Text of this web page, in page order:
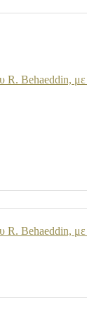
Behaeddin, με
Behaeddin, με